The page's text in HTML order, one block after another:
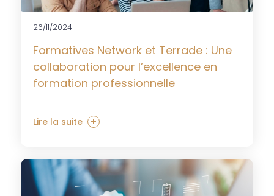
Formatives Network et Terrade : Une
collaboration pour l’excellence en
formation professionnelle
26/11/2024
Lire la suite